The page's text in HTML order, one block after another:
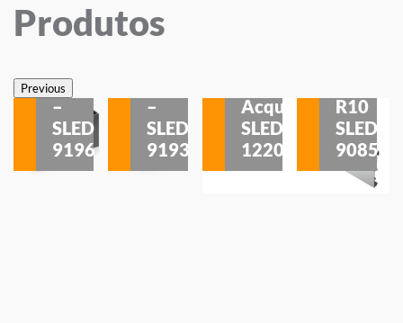
Produtos
PreviousSobrepor
–
SLED
9196
–
SLED
9193
Acqua
SLED
1220
R10
SLED
9085